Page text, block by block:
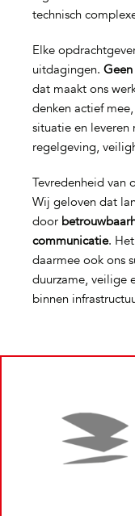
technisch
Elke
uitdagingen.
dat maakt ons
denken actief
situatie en
regelgeving,
Tevredenheid van
Wij geloven dat
door
communicatie.
daarmee ook ons
duurzame, veilige
binnen